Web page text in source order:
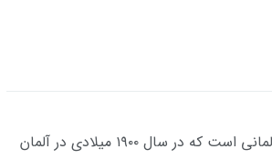
، روانکاو و جامعه شناس و نویسنده آلمانی است که در سال ۱۹۰۰ میلادی در آلمان